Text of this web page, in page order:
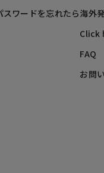
スワードを忘れたら海外
Click
FAQ
お問